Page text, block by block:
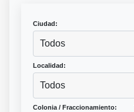
Ciudad:
Todos
Localidad:
Todos
Colonia / Fraccionamiento: